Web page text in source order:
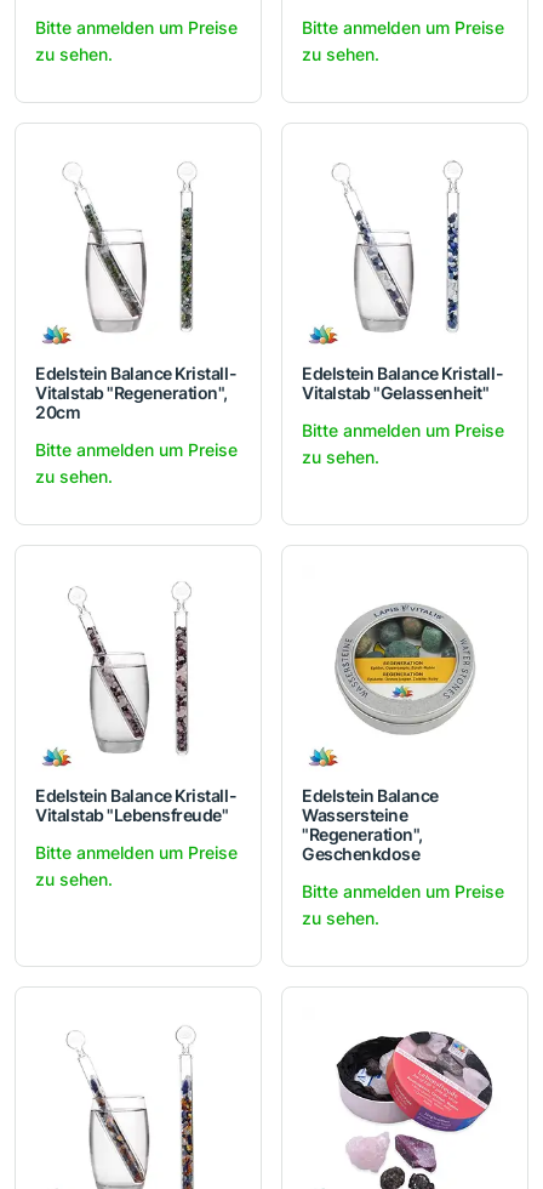
Bitte anmelden um Preise
zu sehen.
Bitte anmelden um Preise
zu sehen.
Edelstein Balance Kristall-
Vitalstab "Regeneration",
20cm
Bitte anmelden um Preise
zu sehen.
Edelstein Balance Kristall-
Vitalstab "Gelassenheit"
Bitte anmelden um Preise
zu sehen.
Edelstein Balance Kristall-
Vitalstab "Lebensfreude"
Bitte anmelden um Preise
zu sehen.
Edelstein Balance
Wassersteine
"Regeneration",
Geschenkdose
Bitte anmelden um Preise
zu sehen.